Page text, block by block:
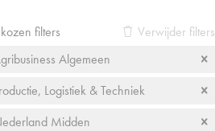
filters
Verwijder filters
Algemeen
Logistiek & Techniek
Midden